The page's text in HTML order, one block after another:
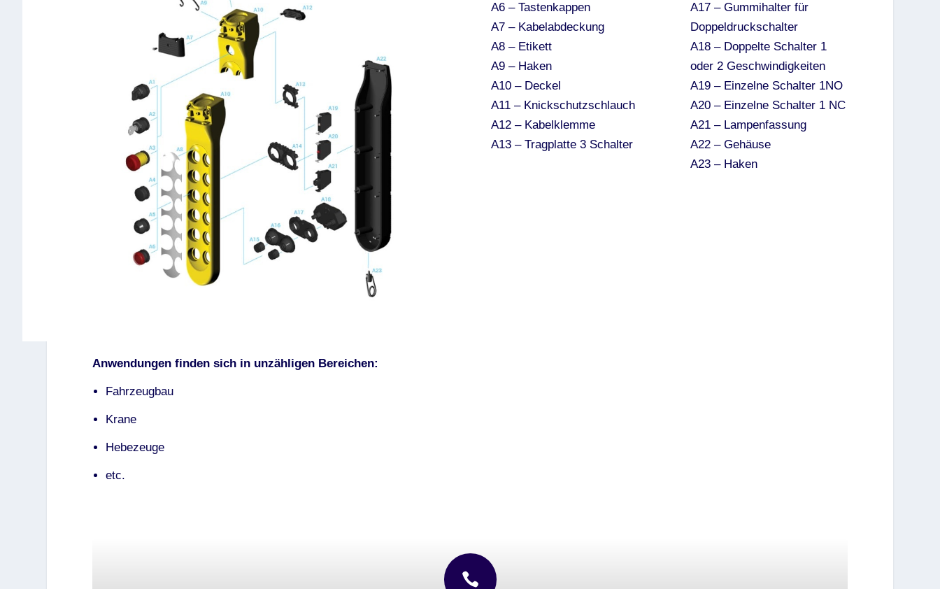
A6 – Tastenkappen
A7 – Kabelabdeckung
A8 – Etikett
A9 – Haken
A10 – Deckel
A11 – Knickschutzschlauch
A12 – Kabelklemme
A13 – Tragplatte 3 Schalter
A17 – Gummihalter für
Doppeldruckschalter
A18 – Doppelte Schalter 1
oder 2 Geschwindigkeiten
A19 – Einzelne Schalter 1NO
A20 – Einzelne Schalter 1 NC
A21 – Lampenfassung
A22 – Gehäuse
A23 – Haken
Anwendungen finden sich in unzähligen Bereichen:
Fahrzeugbau
Krane
Hebezeuge
etc.
